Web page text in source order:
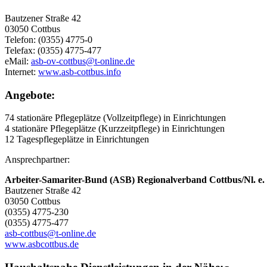
Bautzener Straße 42
03050 Cottbus
Telefon: (0355) 4775-0
Telefax: (0355) 4775-477
eMail: asb-ov-cottbus@t-online.de
Internet: www.asb-cottbus.info
Angebote:
74 stationäre Pflegeplätze (Vollzeitpflege) in Einrichtungen
4 stationäre Pflegeplätze (Kurzzeitpflege) in Einrichtungen
12 Tagespflegeplätze in Einrichtungen
Ansprechpartner:
Arbeiter-Samariter-Bund (ASB) Regionalverband Cottbus/Nl. e.
Bautzener Straße 42
03050 Cottbus
(0355) 4775-230
(0355) 4775-477
asb-cottbus@t-online.de
www.asbcottbus.de